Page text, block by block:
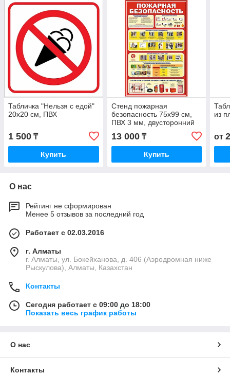
Табличка "Нельзя с едой"
20х20 см, ПВХ
1 500 ₸
Купить
Стенд пожарная
безопасность 75х99 см,
ПВХ 3 мм, двусторонний
13 000₸
Купить
из
от
О нас
Рейтинг не сформирован
Менее 5 отзывов за последний год
Работает с 02.03.2016
г. Алматы
г. Алматы, ул. Бокейханова, д. 406 (Аэродромная ниже
Рыскулова), Алматы, Казахстан
Контакты
Сегодня работает с 09:00 до 18:00
Показать весь график работы
О нас
Контакты